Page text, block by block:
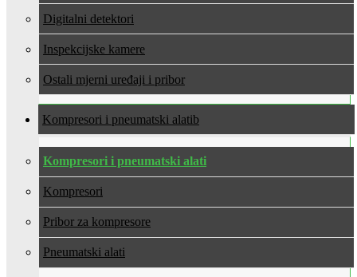
Digitalni detektori
Inspekcijske kamere
Ostali mjerni uređaji i pribor
Kompresori i pneumatski alati
Kompresori i pneumatski alati
Kompresori
Pribor za kompresore
Pneumatski alati